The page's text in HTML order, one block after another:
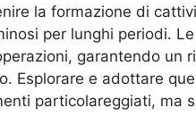
la formazione di
per lunghi periodi.
garantendo un
Esplorare e adottare
particolareggiati, ma